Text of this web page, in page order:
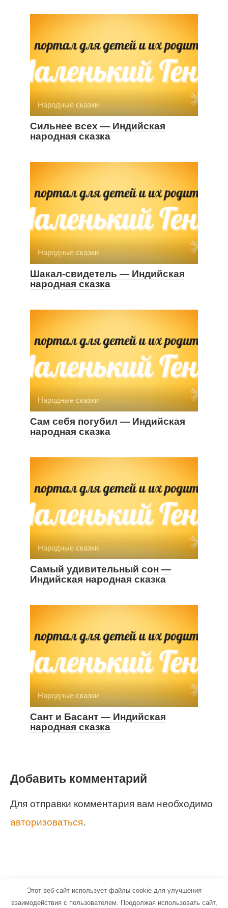
Народные сказки
Сильнее всех — Индийская
народная сказка
Народные сказки
Шакал-свидетель — Индийская
народная сказка
Народные сказки
Сам себя погубил — Индийская
народная сказка
Народные сказки
Самый удивительный сон —
Индийская народная сказка
Народные сказки
Сант и Басант — Индийская
народная сказка
Добавить комментарий
Для отправки комментария вам необходимо
авторизоваться.
© 2026 Маленький Гений - портал для
Этот веб-сайт использует файлы cookie для улучшения
взаимодействия с пользователем. Продолжая использовать сайт,